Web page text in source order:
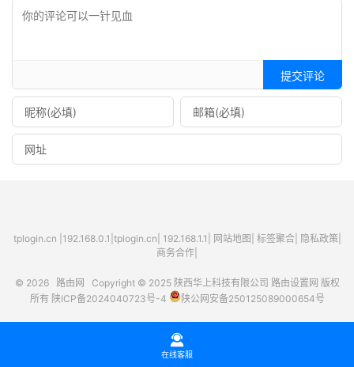
提交评论
tplogin.cn 192.168.0.1 tplogin.cn 192.168.1.1 网站地图 标签聚合| 隐私政策
商务合作|
© 2026 路由网 Copyright © 2025 陕西华上科技有限公司 路由设置网 版权
所有 陕ICP备2024040723号-4 陕公网安备250125089000654号

在线客服